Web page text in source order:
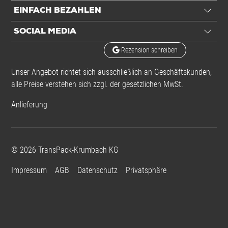
Aufdruck ESD-Logo
Einheiten Stück: 1 Stück / 3,74 kg
EINFACH BEZAHLEN
SOCIAL MEDIA
Rezension schreiben
Unser Angebot richtet sich ausschließlich an Geschäftskunden,
alle Preise verstehen sich zzgl. der gesetzlichen MwSt.
Anlieferung
© 2026 TransPack-Krumbach KG
Impressum AGB Datenschutz Privatsphäre